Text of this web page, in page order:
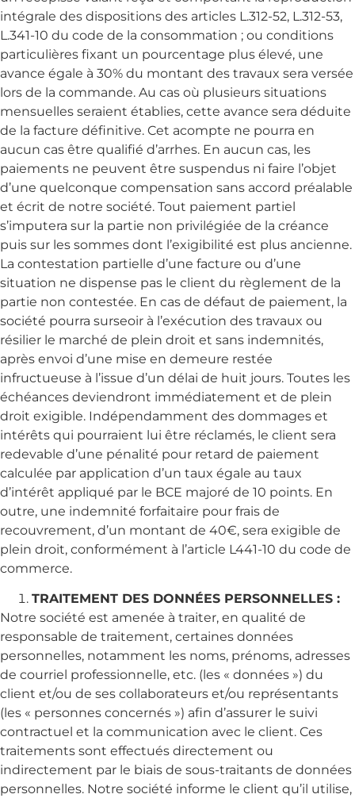
intégrale des dispositions des articles L.312-52, L.312-53,
L.341-10 du code de la consommation ; ou conditions
particulières fixant un pourcentage plus élevé, une
avance égale à 30% du montant des travaux sera versée
lors de la commande. Au cas où plusieurs situations
mensuelles seraient établies, cette avance sera déduite
de la facture définitive. Cet acompte ne pourra en
aucun cas être qualifié d’arrhes. En aucun cas, les
paiements ne peuvent être suspendus ni faire l’objet
d’une quelconque compensation sans accord préalable
et écrit de notre société. Tout paiement partiel
s’imputera sur la partie non privilégiée de la créance
puis sur les sommes dont l’exigibilité est plus ancienne.
La contestation partielle d’une facture ou d’une
situation ne dispense pas le client du règlement de la
partie non contestée. En cas de défaut de paiement, la
société pourra surseoir à l’exécution des travaux ou
résilier le marché de plein droit et sans indemnités,
après envoi d’une mise en demeure restée
infructueuse à l’issue d’un délai de huit jours. Toutes les
échéances deviendront immédiatement et de plein
droit exigible. Indépendamment des dommages et
intérêts qui pourraient lui être réclamés, le client sera
redevable d’une pénalité pour retard de paiement
calculée par application d’un taux égale au taux
d’intérêt appliqué par le BCE majoré de 10 points. En
outre, une indemnité forfaitaire pour frais de
recouvrement, d’un montant de 40€, sera exigible de
plein droit, conformément à l’article L441-10 du code de
commerce.
TRAITEMENT DES DONNÉES PERSONNELLES :
Notre société est amenée à traiter, en qualité de
responsable de traitement, certaines données
personnelles, notamment les noms, prénoms, adresses
de courriel professionnelle, etc. (les « données ») du
client et/ou de ses collaborateurs et/ou représentants
(les « personnes concernés ») afin d’assurer le suivi
contractuel et la communication avec le client. Ces
traitements sont effectués directement ou
indirectement par le biais de sous-traitants de données
personnelles. Notre société informe le client qu’il utilise,